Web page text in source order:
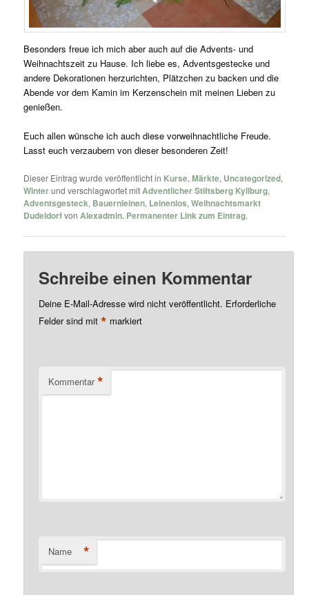
Besonders freue ich mich aber auch auf die Advents- und
Weihnachtszeit zu Hause. Ich liebe es, Adventsgestecke und
andere Dekorationen herzurichten, Plätzchen zu backen und die
Abende vor dem Kamin im Kerzenschein mit meinen Lieben zu
genießen.
Euch allen wünsche ich auch diese vorweihnachtliche Freude.
Lasst euch verzaubern von dieser besonderen Zeit!
Dieser Eintrag wurde veröffentlicht in Kurse,Märkte, Uncategorized,
Winterund verschlagwortet mitAdventlicher Stiftsberg Kyllburg,
Adventsgesteck, Bauernleinen, Leinenlos,Weihnachtsmarkt
Dudeldorfvon Alexadmin. Permanenter Link zum Eintrag.
Schreibe einen Kommentar
Deine E-Mail-Adresse wird nicht veröffentlicht. Erforderliche
Felder sind mit* markiert
Kommentar *
Name *